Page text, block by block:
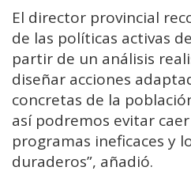
El director provincial
de las políticas activas
partir de un análisis
diseñar acciones
concretas de la
así podremos evitar
programas ineficaces y
duraderos”, añadió.